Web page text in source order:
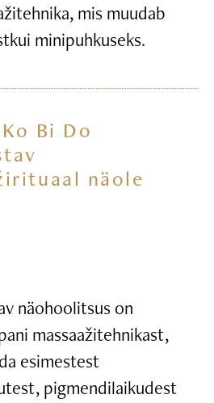
mis muudab
minipuhkuseks.
Bi Do
näole
näohoolitsus on
massaažitehnikast,
esimestest
pigmendilaikudest